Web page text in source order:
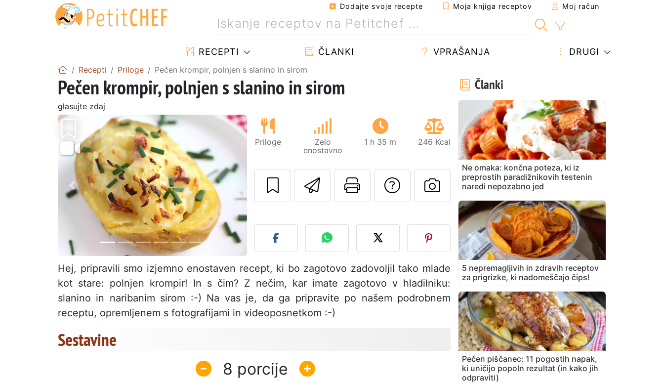
Dodajte svoje recepte Moja knjiga receptov Moj račun
RECEPTI ČLANKI VPRAŠANJA DRUGI
Recepti Priloge Pečen krompir, polnjen s slanino in sirom
Pečen krompir, polnjen s slanino in sirom
glasujte zdaj
Prejšnji Naslednji
Priloge
Zelo
enostavno
1 h 35 m 246 Kcal
Pošlji ta recept prijatelju
Natisni to stran
Postavite vprašanje avtorju
Objavite svojo fotografijo tega
Hej, pripravili smo izjemno enostaven recept, ki bo zagotovo zadovoljil tako mlade
kot stare: polnjen krompir! In s čim? Z nečim, kar imate zagotovo v hladilniku:
slanino in naribanim sirom :-) Na vas je, da ga pripravite po našem podrobnem
receptu, opremljenem s fotografijami in videoposnetkom :-)
Sestavine
8
Članki
Ne omaka: končna poteza, ki iz
preprostih paradižnikovih testenin
naredi nepozabno jed
5 nepremagljivih in zdravih receptov
za prigrizke, ki nadomeščajo čips!
Pečen piščanec: 11 pogostih napak,
ki uničijo popoln rezultat (in kako jih
odpraviti)